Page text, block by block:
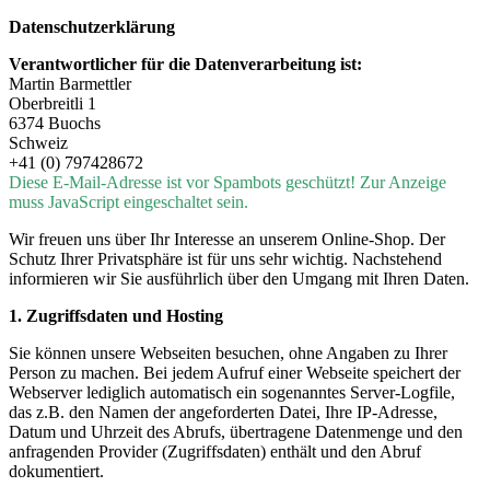
Datenschutzerklärung
Verantwortlicher für die Datenverarbeitung ist:
Martin Barmettler
Oberbreitli 1
6374 Buochs
Schweiz
+41 (0) 797428672
Diese E-Mail-Adresse ist vor Spambots geschützt! Zur Anzeige
muss JavaScript eingeschaltet sein.
Wir freuen uns über Ihr Interesse an unserem Online-Shop. Der
Schutz Ihrer Privatsphäre ist für uns sehr wichtig. Nachstehend
informieren wir Sie ausführlich über den Umgang mit Ihren Daten.
1. Zugriffsdaten und Hosting
Sie können unsere Webseiten besuchen, ohne Angaben zu Ihrer
Person zu machen. Bei jedem Aufruf einer Webseite speichert der
Webserver lediglich automatisch ein sogenanntes Server-Logfile,
das z.B. den Namen der angeforderten Datei, Ihre IP-Adresse,
Datum und Uhrzeit des Abrufs, übertragene Datenmenge und den
anfragenden Provider (Zugriffsdaten) enthält und den Abruf
dokumentiert.